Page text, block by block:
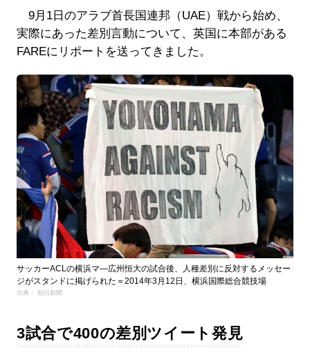
9月1日のアラブ首長国連邦（UAE）戦から始め、
実際にあった差別言動について、英国に本部がある
FAREにリポートを送ってきました。
サッカーACLの横浜マ―広州恒大の試合後、人種差別に反対するメッセー
ジがスタンドに掲げられた＝2014年3月12日、横浜国際総合競技場
出典： 朝日新聞
3試合で400の差別ツイート発見